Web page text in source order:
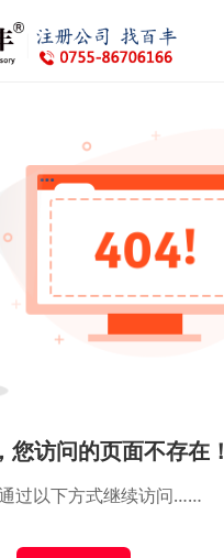
您访问的页面不存在！
过以下方式继续访问……